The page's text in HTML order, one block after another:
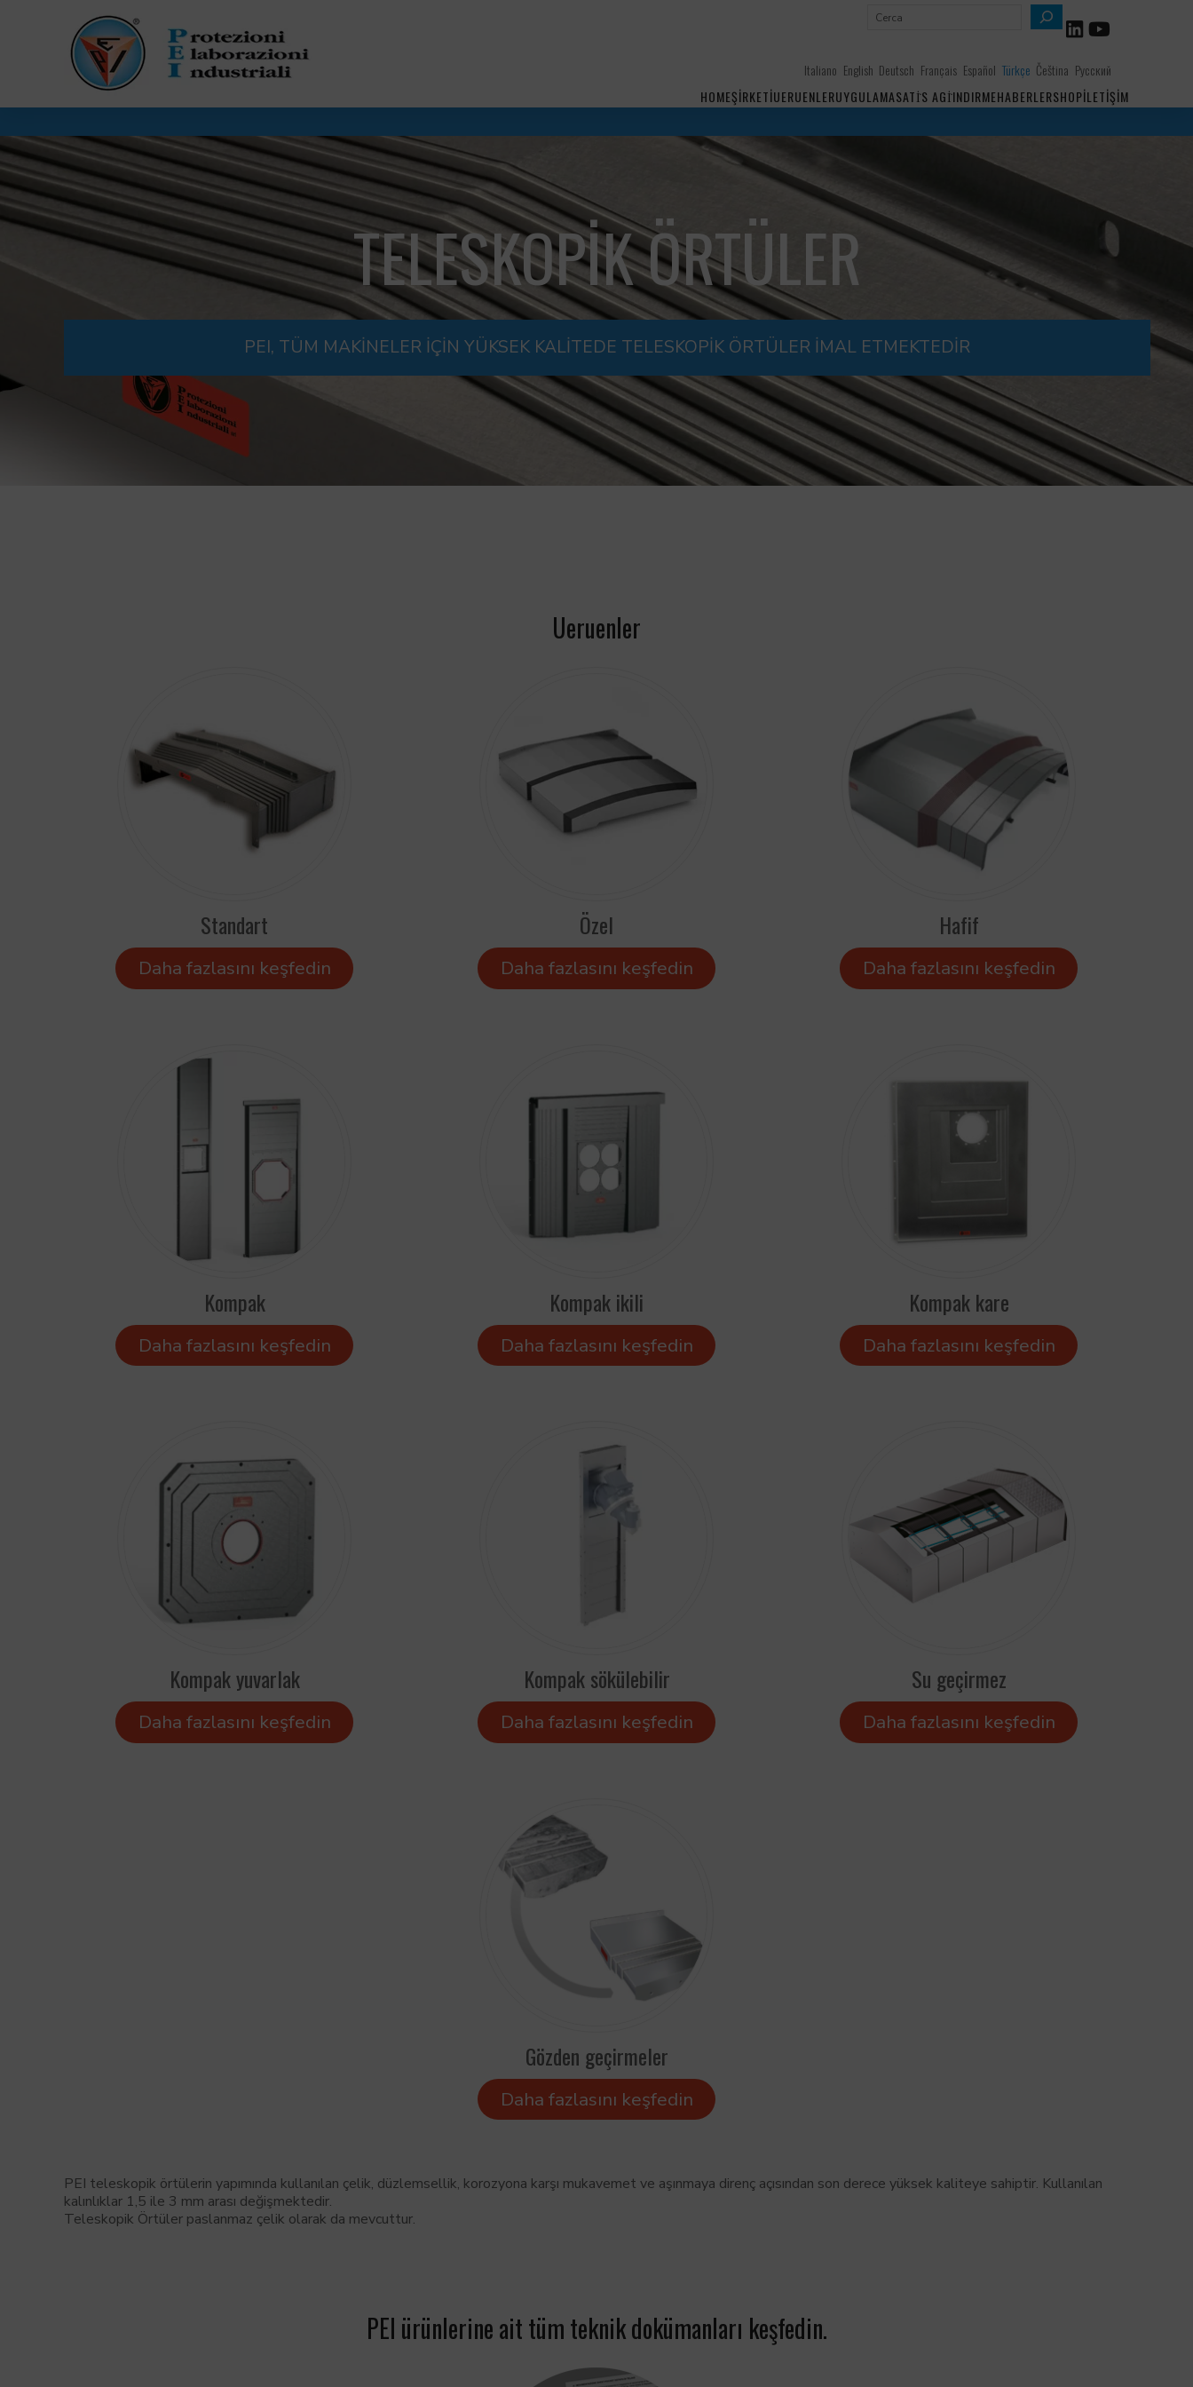
A
a
Italiano English Deutsch Français Español Türkçe Čeština Русский
HOMEŞİRKETİUERUENLERUYGULAMASATİS AGİINDIRMEHABERLERSHOPİLETIŞIM
TELESKOPIK ÖRTÜLER
PEI, TÜM MAKİNELER İÇİN YÜKSEK KALİTEDE TELESKOPİK ÖRTÜLER İMAL ETMEKTEDİR
Ueruenler
Standart
Daha fazlasını keşfedin
Özel
Daha fazlasını keşfedin
Hafif
Daha fazlasını keşfedin
Kompak
Daha fazlasını keşfedin
Kompak ikili
Daha fazlasını keşfedin
Kompak kare
Daha fazlasını keşfedin
Kompak yuvarlak
Daha fazlasını keşfedin
Kompak sökülebilir
Daha fazlasını keşfedin
Su geçirmez
Daha fazlasını keşfedin
Gözden geçirmeler
Daha fazlasını keşfedin
PEI teleskopik örtülerin yapımında kullanılan çelik, düzlemsellik, korozyona karşı mukavemet ve aşınmaya direnç açısından son derece yüksek kaliteye sahiptir. Kullanılan
kalınlıklar 1,5 ile 3 mm arası değişmektedir.
Teleskopik Örtüler paslanmaz çelik olarak da mevcuttur.
PEI ürünlerine ait tüm teknik dokümanları keşfedin.